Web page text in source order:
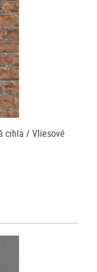
cihla / Vliesové